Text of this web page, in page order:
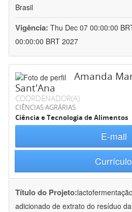
Brasil
Vigência: Thu Dec 07 00:00:00
00:00:00 BRT 2027
Amanda
Sant'Ana
COORDENADOR(A)
CIÊNCIAS AGRÁRIAS
Ciência e Tecnologia de Alimentos
E-mail
Currículo
Título do Projeto:
adicionado de extrato do resíduo